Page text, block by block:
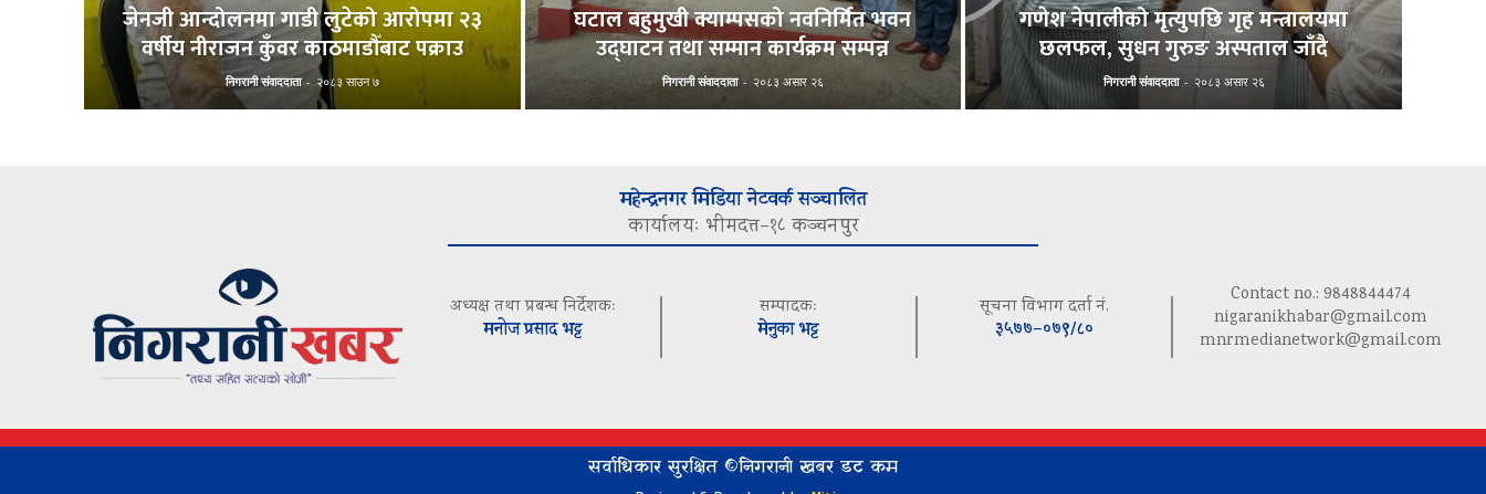
जेनजी आन्दोलनमा गाडी लुटेको आरोपमा २३
वर्षीय नीराजन कुँवर काठमाडौँबाट पक्राउ
निगरानी संवाददाता - २०८३ साउन ७
घटाल बहुमुखी क्याम्पसको नवनिर्मित भवन
उद्घाटन तथा सम्मान कार्यक्रम सम्पन्न
निगरानी संवाददाता - २०८३ असार २६
गणेश नेपालीको मृत्युपछि गृह मन्त्रालयमा
छलफल, सुधन गुरुङ अस्पताल जाँदै
निगरानी संवाददाता - २०८३ असार २६
महेन्द्रनगर मिडिया नेटवर्क सञ्चालित
कार्यालयः भीमदत्त–१८ कञ्चनपुर
अध्यक्ष तथा प्रबन्ध निर्देशकः
मनोज प्रसाद भट्ट
सम्पादकः
मेनुका भट्ट
सूचना विभाग दर्ता नं.
३५७७–०७९/८०
Contact no.: 9848844474
nigaranikhabar@gmail.com
mnrmedianetwork@gmail.com
सर्वाधिकार सुरक्षित ©निगरानी खबर डट कम